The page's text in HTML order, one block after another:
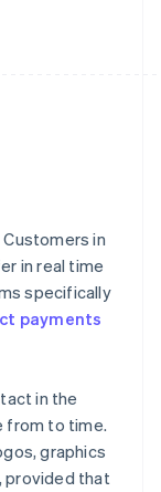
in
in real time
specifically
payments
in the
from to time.
graphics
provided that